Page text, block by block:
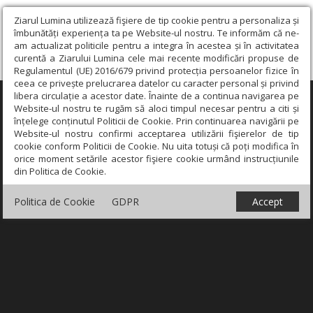
Ziarul Lumina utilizează fişiere de tip cookie pentru a personaliza și
îmbunătăți experiența ta pe Website-ul nostru. Te informăm că ne-
am actualizat politicile pentru a integra în acestea și în activitatea
curentă a Ziarului Lumina cele mai recente modificări propuse de
Regulamentul (UE) 2016/679 privind protecția persoanelor fizice în
ceea ce privește prelucrarea datelor cu caracter personal și privind
libera circulație a acestor date. Înainte de a continua navigarea pe
Website-ul nostru te rugăm să aloci timpul necesar pentru a citi și
înțelege conținutul Politicii de Cookie. Prin continuarea navigării pe
Website-ul nostru confirmi acceptarea utilizării fişierelor de tip
cookie conform Politicii de Cookie. Nu uita totuși că poți modifica în
orice moment setările acestor fişiere cookie urmând instrucțiunile
din Politica de Cookie.
Politica de Cookie GDPR Accept
×